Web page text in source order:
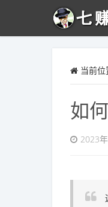
当前位
如
2023